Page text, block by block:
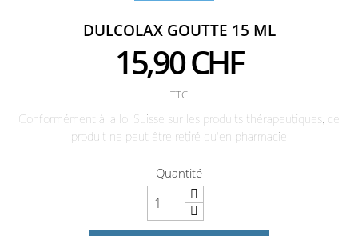
DULCOLAX GOUTTE 15 ML
15,90 CHF
TTC
Conformément à la loi Suisse sur les produits thérapeutiques, ce
produit ne peut être retiré qu'en pharmacie
Quantité